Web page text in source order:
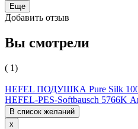
Еще
Добавить отзыв
Вы смотрели
( 1)
HEFEL ПОДУШКА Pure Silk
HEFEL-PES-Softbausch 5766K
В список желаний
x